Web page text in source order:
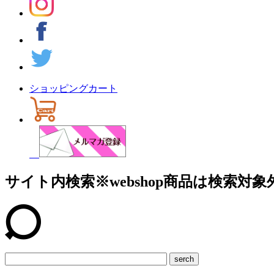
ショッピングカート
サイト内検索※webshop商品は検索対象
serch